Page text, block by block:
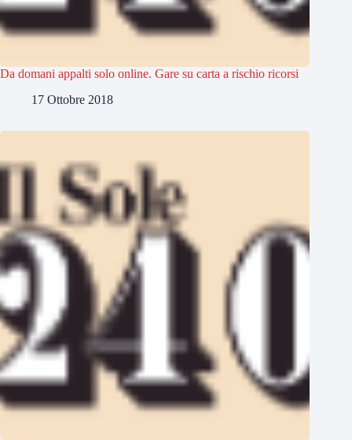
Da domani appalti solo online. Gare su carta a rischio ricorsi
17 Ottobre 2018